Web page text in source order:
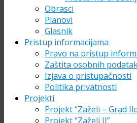
Obrasci
Planovi
Glasnik
Pristup informacijama
Pravo na pristup
Zaštita osobnih
Izjava o pristupačnosti
Politika privatnosti
Projekti
Projekt “Zaželi – Grad
Projekt “Zaželi II”